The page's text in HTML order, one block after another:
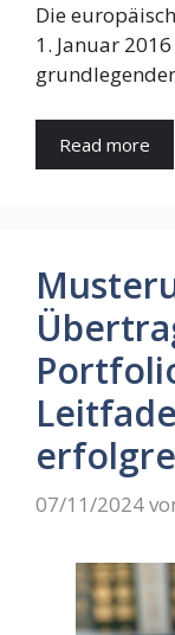
Die
1. Januar
Read more
07/11/2024